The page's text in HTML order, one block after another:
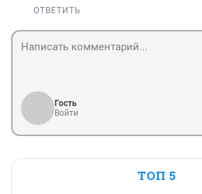
ОТВЕТИТЬ
Гость
Войти
ТОП 5